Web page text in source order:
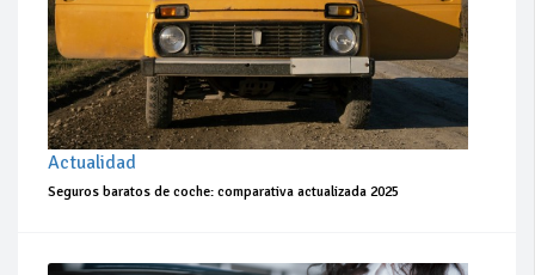
Actualidad
Seguros baratos de coche: comparativa actualizada 2025